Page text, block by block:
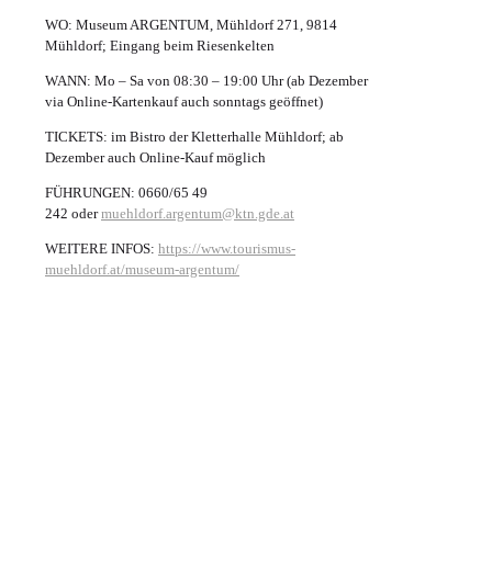
WO: Museum ARGENTUM, Mühldorf 271, 9814
Mühldorf; Eingang beim Riesenkelten
WANN: Mo – Sa von 08:30 – 19:00 Uhr (ab Dezember
via Online-Kartenkauf auch sonntags geöffnet)
TICKETS: im Bistro der Kletterhalle Mühldorf; ab
Dezember auch Online-Kauf möglich
FÜHRUNGEN: 0660/65 49
242 odermuehldorf.argentum@ktn.gde.at
WEITERE INFOS: https://www.tourismus-
muehldorf.at/museum-argentum/